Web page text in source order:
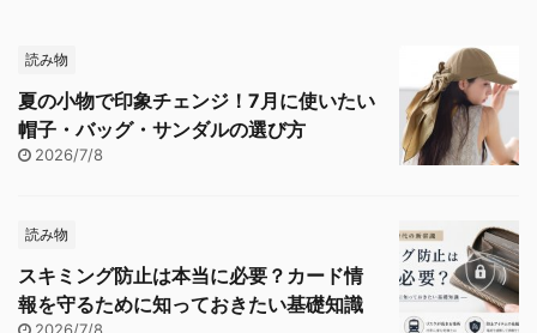
読み物
夏の小物で印象チェンジ！7月に使いたい
帽子・バッグ・サンダルの選び方
2026/7/8
読み物
スキミング防止は本当に必要？カード情
報を守るために知っておきたい基礎知識
2026/7/8